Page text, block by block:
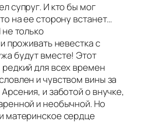
супруг. И кто бы мог
на ее сторону встанет…
только
проживать невестка с
будут вместе! Этот
для всех времен
и чувством вины за
и заботой о внучке,
и необычной. Но
материнское сердце